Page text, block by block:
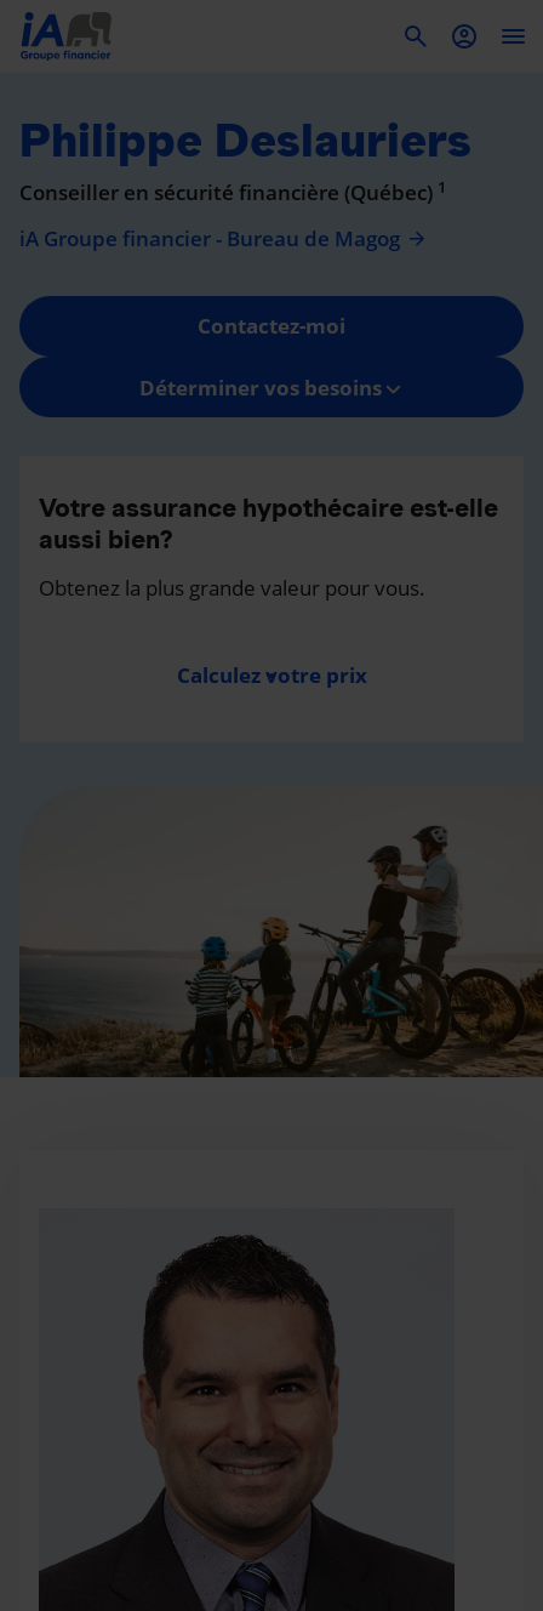
Philippe Deslauriers
Conseiller en sécurité financière (Québec) 1
iA Groupe financier - Bureau de Magog
Contactez-moi
Déterminer vos besoins
Votre assurance hypothécaire est-elle
aussi bien?
Obtenez la plus grande valeur pour vous.
Calculez votre prix